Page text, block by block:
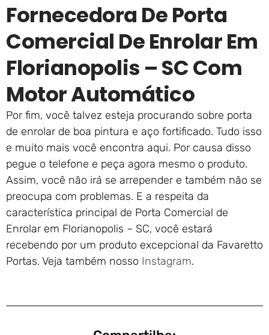
Fornecedora De Porta
Comercial De Enrolar Em
Florianopolis – SC Com
Motor Automático
Por fim, você talvez esteja procurando sobre porta
de enrolar de boa pintura e aço fortificado. Tudo isso
e muito mais você encontra aqui. Por causa disso
pegue o telefone e peça agora mesmo o produto.
Assim, você não irá se arrepender e também não se
preocupa com problemas. E a respeita da
característica principal de Porta Comercial de
Enrolar em Florianopolis – SC, você estará
recebendo por um produto excepcional da Favaretto
Portas. Veja também nosso Instagram.